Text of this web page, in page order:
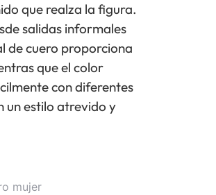
que realza la figura.
salidas informales
de cuero proporciona
que el color
con diferentes
un estilo atrevido y
mujer